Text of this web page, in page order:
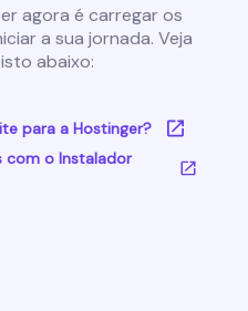
agora é carregar os
a sua jornada. Veja
abaixo:
para a Hostinger?
com o Instalador